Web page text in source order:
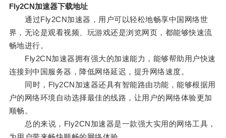
Fly2CN加速器下载地址
通过Fly2CN加速器，用户可以轻松地畅享中国网络世
界，无论是观看视频、玩游戏还是浏览网页，都能够快速流
畅地进行。
Fly2CN加速器拥有强大的加速能力，能够帮助用户快速
连接到中国服务器，降低网络延迟，提升网络速度。
同时，Fly2CN加速器还具有智能路由功能，能够根据用
户的网络环境自动选择最佳的线路，让用户的网络体验更加
顺畅。
总的来说，Fly2CN加速器是一款强大实用的网络工具，